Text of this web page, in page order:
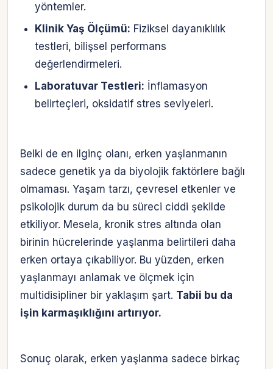
yöntemler.
Klinik Yaş Ölçümü: Fiziksel dayanıklılık
testleri, bilişsel performans
değerlendirmeleri.
Laboratuvar Testleri: İnflamasyon
belirteçleri, oksidatif stres seviyeleri.
Belki de en ilginç olanı, erken yaşlanmanın
sadece genetik ya da biyolojik faktörlere bağlı
olmaması. Yaşam tarzı, çevresel etkenler ve
psikolojik durum da bu süreci ciddi şekilde
etkiliyor. Mesela, kronik stres altında olan
birinin hücrelerinde yaşlanma belirtileri daha
erken ortaya çıkabiliyor. Bu yüzden, erken
yaşlanmayı anlamak ve ölçmek için
multidisipliner bir yaklaşım şart. Tabii bu da
işin karmaşıklığını artırıyor.
Sonuç olarak, erken yaşlanma sadece birkaç